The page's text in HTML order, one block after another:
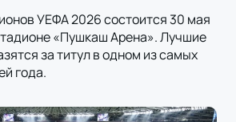
УЕФА 2026 состоится 30 мая
«Пушкаш Арена». Лучшие
за титул в одном из самых
года.